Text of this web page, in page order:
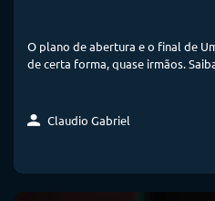
O plano de abertura e o final de
de certa forma, quase irmãos.
Claudio Gabriel